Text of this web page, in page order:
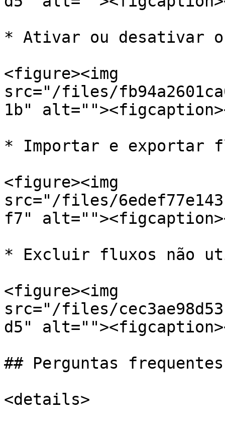
* Ativar ou desativar
<figure><img
src="/files/
1b"
* Importar e exportar
<figure><img
src="/files/
f7"
* Excluir fluxos não
<figure><img
src="/files/
d5"
## Perguntas frequentes
<details>